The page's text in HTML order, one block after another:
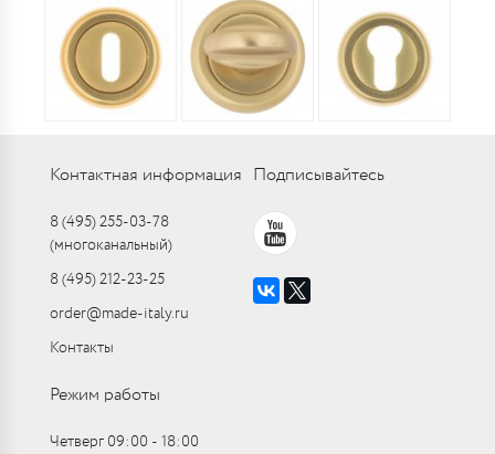
Контактная информация
8 (495) 255-03-78
(многоканальный)
8 (495) 212-23-25
order@made-italy.ru
Контакты
Подписывайтесь
Режим работы
Четверг 09:00 ‑ 18:00